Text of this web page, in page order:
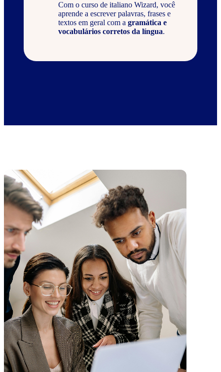
Com o curso de italiano Wizard, você
aprende a escrever palavras, frases e
textos em geral com a gramática e
vocabulários corretos da língua.